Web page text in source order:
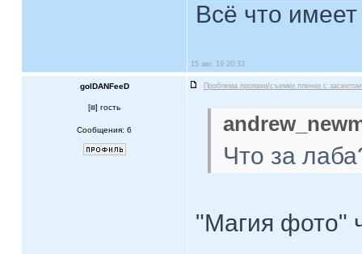
Всё что
15 авг, 19 20:33
golDANFeeD Проблема проявки/съемки пленки с
[ ] гость
Сообщения: 6
Что за
"Магия фото"